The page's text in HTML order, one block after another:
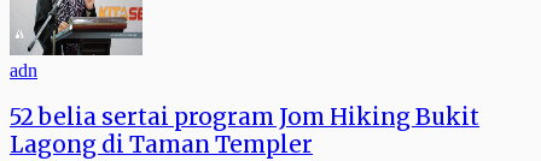
adn
52 belia sertai program Jom Hiking Bukit
Lagong di Taman Templer